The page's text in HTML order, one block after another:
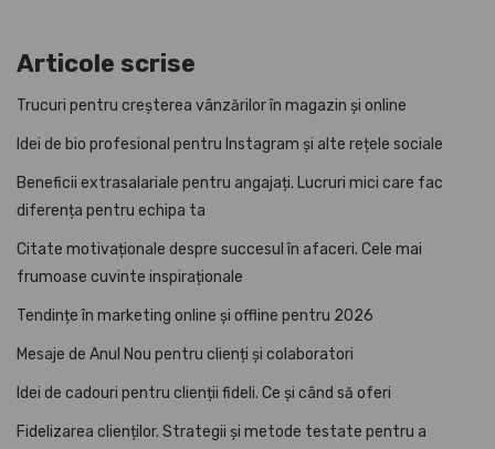
Articole scrise
Trucuri pentru creșterea vânzărilor în magazin și online
Idei de bio profesional pentru Instagram și alte rețele sociale
Beneficii extrasalariale pentru angajați. Lucruri mici care fac
diferența pentru echipa ta
Citate motivaționale despre succesul în afaceri. Cele mai
frumoase cuvinte inspiraționale
Tendințe în marketing online și offline pentru 2026
Mesaje de Anul Nou pentru clienți și colaboratori
Idei de cadouri pentru clienții fideli. Ce și când să oferi
Fidelizarea clienților. Strategii și metode testate pentru a